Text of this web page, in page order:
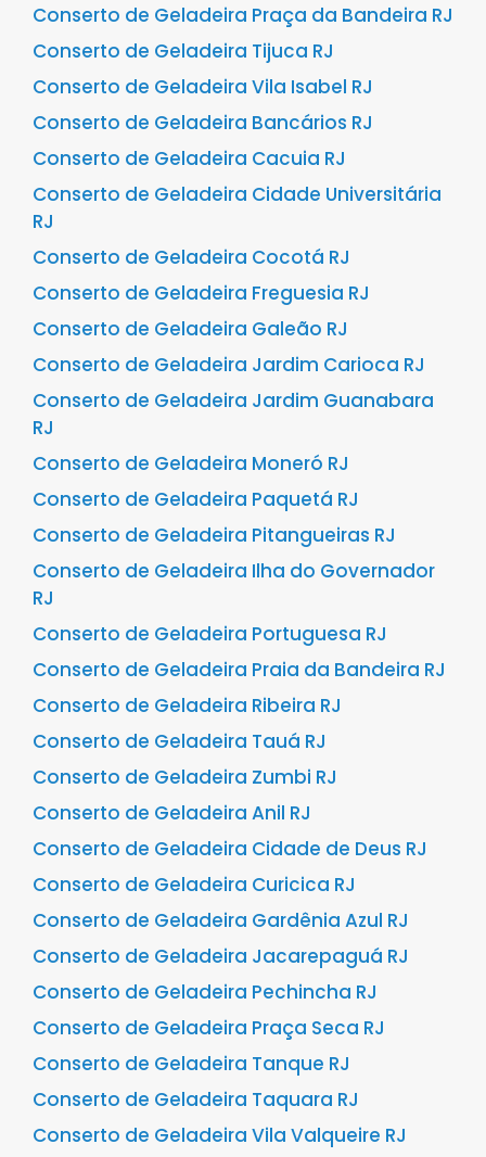
Conserto de Geladeira Praça da Bandeira RJ
Conserto de Geladeira Tijuca RJ
Conserto de Geladeira Vila Isabel RJ
Conserto de Geladeira Bancários RJ
Conserto de Geladeira Cacuia RJ
Conserto de Geladeira Cidade Universitária
RJ
Conserto de Geladeira Cocotá RJ
Conserto de Geladeira Freguesia RJ
Conserto de Geladeira Galeão RJ
Conserto de Geladeira Jardim Carioca RJ
Conserto de Geladeira Jardim Guanabara
RJ
Conserto de Geladeira Moneró RJ
Conserto de Geladeira Paquetá RJ
Conserto de Geladeira Pitangueiras RJ
Conserto de Geladeira Ilha do Governador
RJ
Conserto de Geladeira Portuguesa RJ
Conserto de Geladeira Praia da Bandeira RJ
Conserto de Geladeira Ribeira RJ
Conserto de Geladeira Tauá RJ
Conserto de Geladeira Zumbi RJ
Conserto de Geladeira Anil RJ
Conserto de Geladeira Cidade de Deus RJ
Conserto de Geladeira Curicica RJ
Conserto de Geladeira Gardênia Azul RJ
Conserto de Geladeira Jacarepaguá RJ
Conserto de Geladeira Pechincha RJ
Conserto de Geladeira Praça Seca RJ
Conserto de Geladeira Tanque RJ
Conserto de Geladeira Taquara RJ
Conserto de Geladeira Vila Valqueire RJ